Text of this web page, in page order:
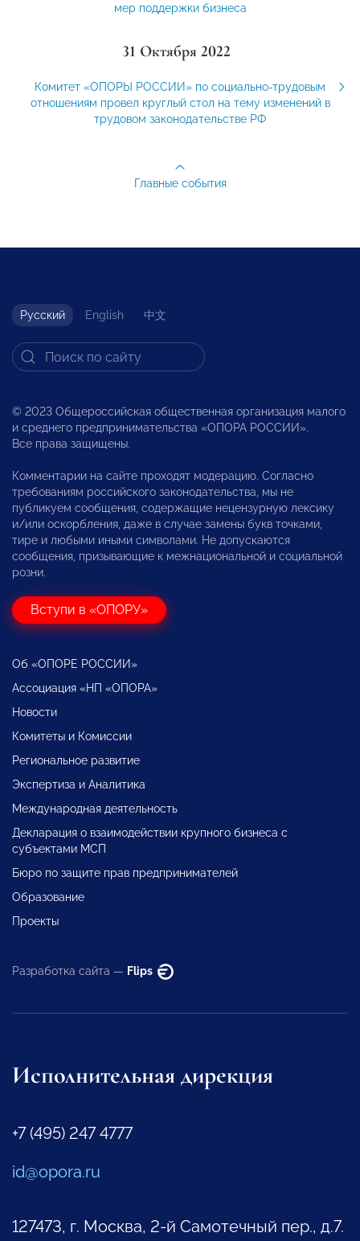
мер поддержки бизнеса
31 Октября 2022
Комитет «ОПОРЫ РОССИИ» по социально-трудовым
отношениям провел круглый стол на тему изменений в
трудовом законодательстве РФ
Главные события
Русский English 中文
© 2023 Общероссийская общественная организация малого
и среднего предпринимательства «ОПОРА РОССИИ».
Все права защищены.
Комментарии на сайте проходят модерацию. Согласно
требованиям российского законодательства, мы не
публикуем сообщения, содержащие нецензурную лексику
и/или оскорбления, даже в случае замены букв точками,
тире и любыми иными символами. Не допускаются
сообщения, призывающие к межнациональной и социальной
розни.
Вступи в «ОПОРУ»
Об «ОПОРЕ РОССИИ»
Ассоциация «НП «ОПОРА»
Новости
Комитеты и Комиссии
Региональное развитие
Экспертиза и Аналитика
Международная деятельность
Декларация о взаимодействии крупного бизнеса с
субъектами МСП
Бюро по защите прав предпринимателей
Образование
Проекты
Разработка сайта — Flips
Исполнительная дирекция
+7 (495) 247 4777
id@opora.ru
127473, г. Москва, 2-й Самотечный пер., д.7.